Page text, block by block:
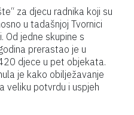
za djecu radnika koji su
u tadašnjoj Tvornici
Od jedne skupine s
prerastao je u
djece u pet objekata.
je kako obilježavanje
veliku potvrdu i uspjeh